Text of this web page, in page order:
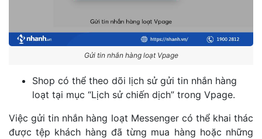
Gửi tin nhắn hàng loạt Vpage
Shop có thể theo dõi lịch sử gửi tin nhắn hàng
loạt tại mục “Lịch sử chiến dịch” trong Vpage.
Việc gửi tin nhắn hàng loạt Messenger có thể khai thác
được tệp khách hàng đã từng mua hàng hoặc những